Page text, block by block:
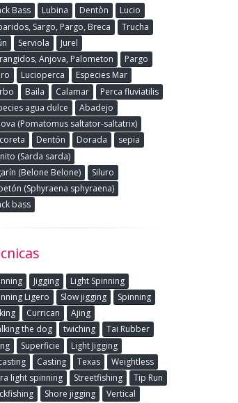
Bass Lubina Dentòn
Lucio
Sargo, Pargo, Breca
Trucha
Serviola
Jurel
Anjova, Palometon
Pargo
Lucioperca
Especies Mar
Baila Calamar
Perca fluviatilis
agua dulce
Abadejo
(Pomatomus saltator-saltatrix)
Dentón Dorada
sepia
(Sarda sarda)
(Belone Belone)
Siluro
(Sphyraena sphyraena)
bass
Jigging
Light Spinning
Ligero
Slow jigging
Spinning
Currican
Ajing
the dog
twiching
Tai Rubber
Superficie
Light Jigging
Casting Texas
Weightless
light spinning
Streetfishing
Tip Run
Shore jigging
Vertical